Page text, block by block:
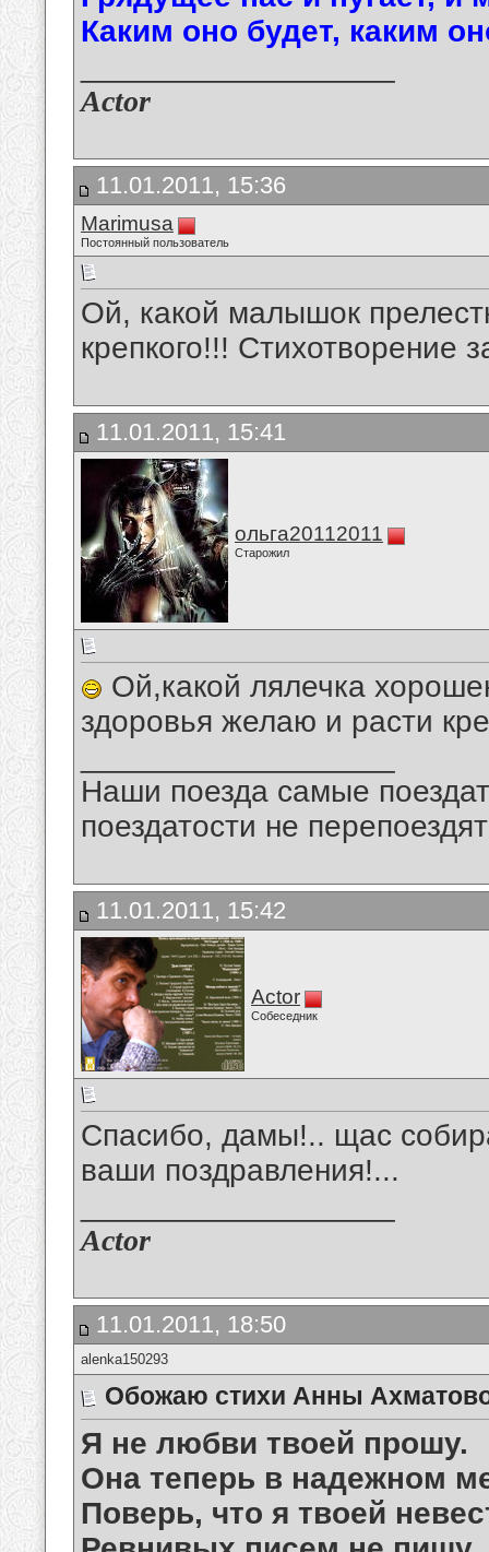
Каким оно будет, каким
Actor
11.01.2011, 15:36
Marimusa
Постоянный пользователь
Ой, какой малышок
крепкого!!! Стихотворение
11.01.2011, 15:41
ольга20112011
Старожил
Ой,какой лялечка
здоровья желаю и расти
Наши поезда самые
поездатости не
11.01.2011, 15:42
Actor
Собеседник
Спасибо, дамы!.. щас
ваши поздравления!...
Actor
11.01.2011, 18:50
alenka150293
Обожаю стихи Анны
Я не любви твоей прошу.
Она теперь в надежном
Поверь, что я твоей